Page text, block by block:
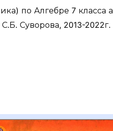
по Алгебре 7 класса
Суворова, 2013-2022г.